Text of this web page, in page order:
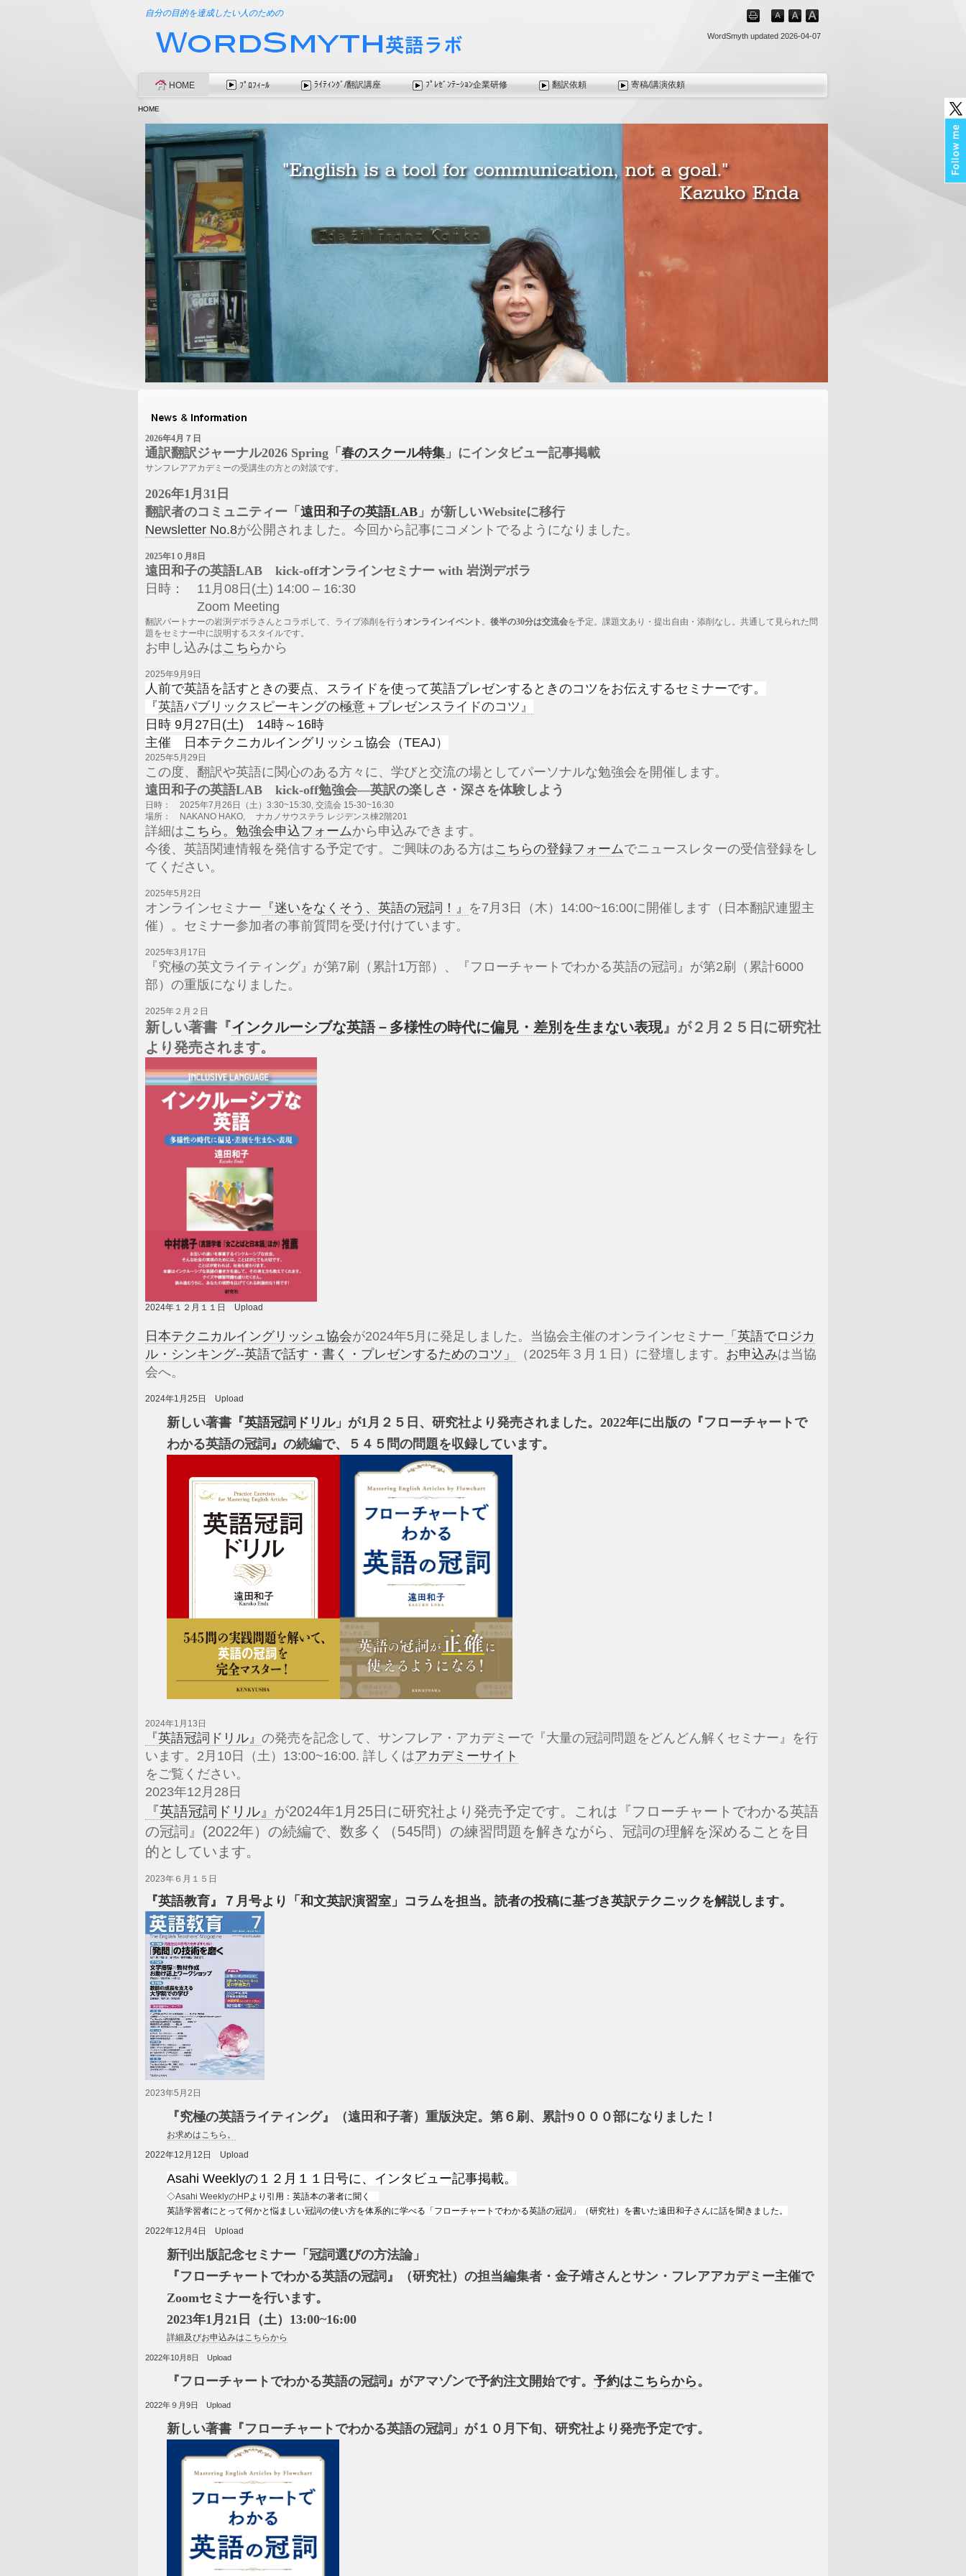
自分の目的を達成したい人のための
WordSmyth updated 2026-04-07
HOME ﾌﾟﾛﾌｨｰﾙ ﾗｲﾃｨﾝｸﾞ/翻訳講座 ﾌﾟﾚｾﾞﾝﾃｰｼｮﾝ企業研修 翻訳依頼 寄稿/講演依頼
HOME
2026年4月７日
通訳翻訳ジャーナル2026 Spring「 春のスクール特集 」にインタビュー記事掲載
サンフレアアカデミーの受講生の方との対談です。
2026年1月31日
翻訳者のコミュニティー「 遠田和子の英語LAB 」が新しいWebsiteに移行
Newsletter No.8が公開されました。今回から記事にコメントでるようになりました。
2025年1０月8日
遠田和子の英語LAB kick-offオンラインセミナー with 岩渕デボラ
日時： 11月08日(土) 14:00 – 16:30
Zoom Meeting
翻訳パートナーの岩渕デボラさんとコラボして、ライブ添削を行う オンラインイベント 。 後半の30分は交流会を予定。課題文あり・提出自由・添削なし。共通して見られた問
題をセミナー中に説明するスタイルです。
お申し込みはこちら から
2025年9月9日
人前で英語を話すときの要点、スライドを使って英語プレゼンする ときのコツをお伝えするセミナーです。
『英語パブリックスピーキングの極意＋プレゼンスライドのコツ』
日時 9月27日(土) 14時～16時
主催 日本テクニカルイングリッシュ協会（TEAJ）
2025年5月29日
この度、翻訳や英語に関心のある方々に、学びと交流の場としてパーソナルな勉強会を開催します。
遠田和子の英語LAB kick-off勉強会—英訳の楽しさ・深さを体験しよう
日時： 2025年7 月 26 日（土） 3:30~15:30, 交流会 15-30~16:30
場所：
NAKANO HAKO, ナカノサウステラ レジデンス棟2階201
詳細はこちら。勉強会申込フォームから申込みできます。
今後、英語関連情報を発信する予定です。ご興味のある方はこちらの登録フォームでニュースレターの受信登録をし
てください。
2025年5月2日
オンラインセミナー 『迷いをなくそう、英語の冠詞！』 を7月3日（木）14:00~16:00に開催します（日本翻訳連盟主
催）。セミナー参加者の事前質問を受け付けています。
2025年3月17日
『究極の英文ライティング』が第7刷（累計1万部）、『フローチャートでわかる英語の冠詞』が第2刷（累計6000
部）の重版になりました。
2025年２月２日
新しい著書『インクルーシブな英語－多様性の時代に偏見・差別を生まない表現』が２月２５日に研究社
より発売されます。
2024年１２月１１日 Upload
日本テクニカルイングリッシュ協会が2024年5月に発足しました。当協会主催のオンラインセミナー 「英語でロジカ
ル・シンキング--英語で話す・書く・プレゼンするためのコツ」
（2025年３月１日）に登壇します。 お申込みは当協
会へ。
2024年1月25日 Upload
新しい著書『英語冠詞ドリル」が1月２５日、研究社より発売されました。2022年に出版の『フローチャートで
わかる英語の冠詞』の続編で、５４５問の問題を収録しています。
2024年1月13日
『英語冠詞ドリル』 の発売を記念して、サンフレア・アカデミーで『大量の冠詞問題をどんどん解くセミナー』を行
います。2月10日（土）13:00~16:00. 詳しくはアカデミーサイト
をご覧ください。
2023年12月28日
『英語冠詞ドリル』 が2024年1月25日に研究社より発売予定です。これは『フローチャートでわかる英語
の冠詞』(2022年）の続編で、数多く（545問）の練習問題を解きながら、冠詞の理解を深めることを目
的としています。
2023年６月１５日
『英語教育』７月号より「和文英訳演習室」コラムを担当。読者の投稿に基づき英訳テクニックを解説します。
2023年5月2日
『究極の英語ライティング』（遠田和子著）重版決定。第６刷、累計9０００部になりました！
お求めはこちら。
2022年12月12日 Upload
Asahi Weeklyの１２月１１日号に、インタビュー記事掲載。
◇Asahi WeeklyのHPより引用：英語本の著者に聞く
英語学習者にとって何かと悩ましい冠詞の使い方を体系的に学べる「フローチャートでわかる英語の冠詞」（研究社）を書いた遠田和子さんに話を聞きました。
2022年12月4日 Upload
新刊出版記念セミナー「冠詞選びの方法論」
『フローチャートでわかる英語の冠詞』（研究社）の担当編集者・金子靖さんとサン・フレアアカデミー主催で
Zoomセミナーを行います。
2023年1月21日（土）13:00~16:00
詳細及びお申込みはこちらから
2022年10月8日 Upload
『フローチャートでわかる英語の冠詞』がアマゾンで予約注文開始です。 予約はこちらから。
2022年９月9日 Upload
新しい著書『フローチャートでわかる英語の冠詞」が１０月下旬、研究社より発売予定です。